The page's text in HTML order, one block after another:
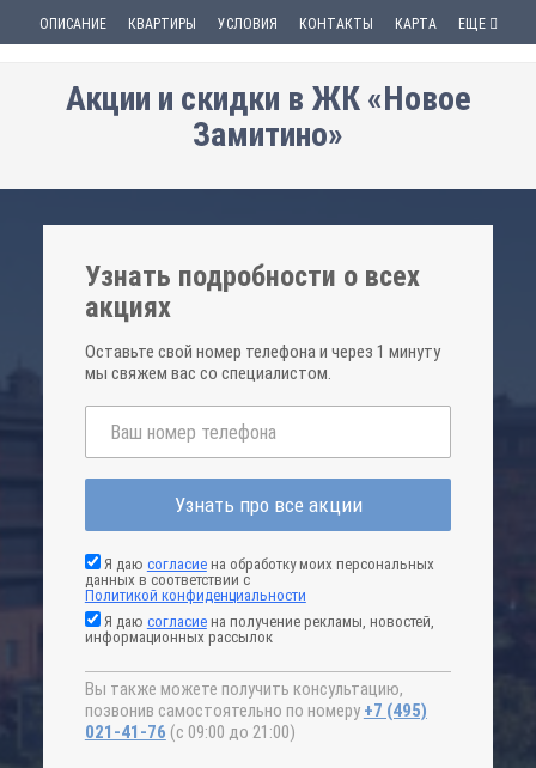
ОПИСАНИЕ КВАРТИРЫ УСЛОВИЯ КОНТАКТЫ КАРТА ЕЩЕ
Акции и скидки в ЖК «Новое
Замитино»
Узнать подробности о всех
акциях
Оставьте свой номер телефона и через 1 минуту
мы свяжем вас со специалистом.
Узнать про все акции
Я даю согласиена обработку моих персональных
данных в соответствии с
Политикой конфиденциальности
Я даю согласиена получение рекламы, новостей,
информационных рассылок
Вы также можете получить консультацию,
позвонив самостоятельно по номеру +7 (495)
021-41-76 (с 09:00 до 21:00)